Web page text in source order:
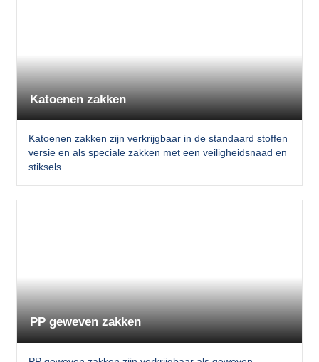
Katoenen zakken
Katoenen zakken zijn verkrijgbaar in de standaard stoffen
versie en als speciale zakken met een veiligheidsnaad en
stiksels.
PP geweven zakken